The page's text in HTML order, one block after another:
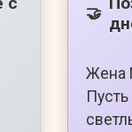
🤝
Жена